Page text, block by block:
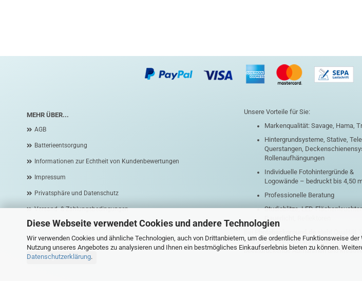
Diese Webseite verwendet Cookies und andere Technologien
Wir verwenden Cookies und ähnliche Technologien, auch von Drittanbietern, um die ordentliche Funktionsweise
Nutzung unseres Angebotes zu analysieren und Ihnen ein bestmögliches Einkaufserlebnis bieten zu können.
Datenschutzerklärung.
MEHR ÜBER...
AGB
Batterieentsorgung
Informationen zur Echtheit von Kundenbewertungen
Impressum
Privatsphäre und Datenschutz
Versand- & Zahlungsbedingungen
Widerrufsrecht & Widerrufsformular
Cookie Einstellungen
Unsere Vorteile für Sie:
Markenqualität: Savage, Hama,
Hintergrundsysteme, Stative,
Querstangen,
Rollenaufhängungen
Individuelle Fotohintergründe &
Logowände – bedruckt bis 4,50
Professionelle Beratung
Studioblitze, LED-
Dauerlicht, Reflektoren
und Zuverlässigkeit im Fokus – für
beeindruckende Aufnahmen und
Vertrag widerrufen